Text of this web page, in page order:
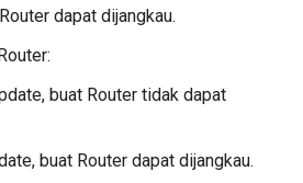
dapat dijangkau.
buat Router tidak dapat
buat Router dapat dijangkau.